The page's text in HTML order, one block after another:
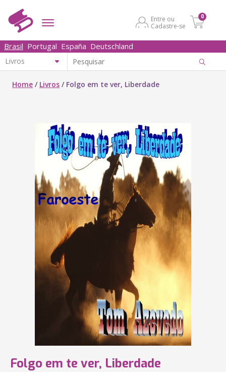
Entre ou
Cadastre-se
0
Brasil Portugal España Deutschland
Home / Livros / Folgo em te ver, Liberdade
Folgo em te ver, Liberdade